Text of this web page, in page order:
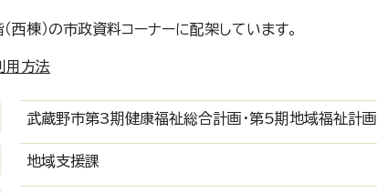
西棟）の市政資料コーナーに配架しています。
用方法
武蔵野市第3期健康福祉総合計画・第5期地域福祉計画
地域支援課